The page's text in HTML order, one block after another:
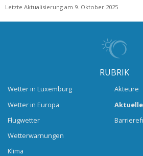
Letzte Aktualisierung am 9. Oktober 2025
RUBRIK
Wetter in Luxemburg
Wetter in Europa
Flugwetter
Wetterwarnungen
Klima
Akteure